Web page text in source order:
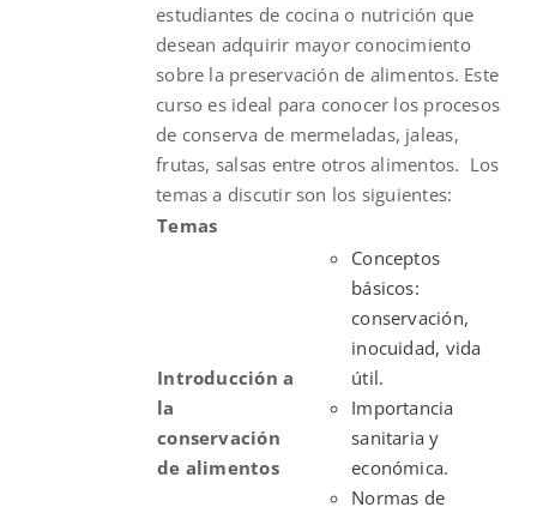
estudiantes de cocina o nutrición que
desean adquirir mayor conocimiento
sobre la preservación de alimentos. Este
curso es ideal para conocer los procesos
de conserva de mermeladas, jaleas,
frutas, salsas entre otros alimentos. Los
temas a discutir son los siguientes:
Temas
Introducción a
la
conservación
de alimentos
Conceptos
básicos:
conservación,
inocuidad, vida
útil.
Importancia
sanitaria y
económica.
Normas de